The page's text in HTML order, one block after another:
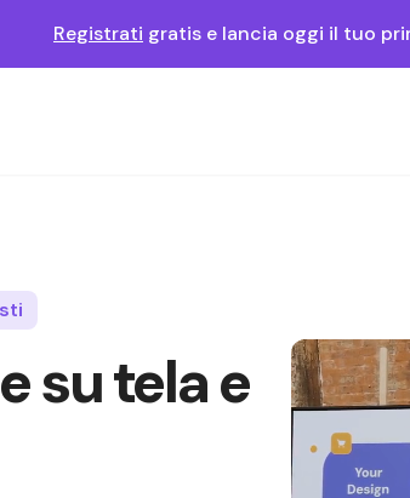
Registrati gratis e lancia oggi il tuo
su tela e